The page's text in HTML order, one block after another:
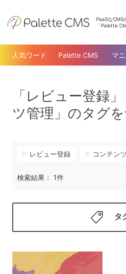
PaaSなCMS
「Palette
人気ワード Palette CMS マ
「レビュー登録
ツ管理」のタグ
レビュー登録 コンテン
検索結果： 1件
タ